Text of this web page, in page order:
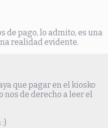
de pago, lo admito, es una
realidad evidente.
que pagar en el kiosko
nos de derecho a leer el